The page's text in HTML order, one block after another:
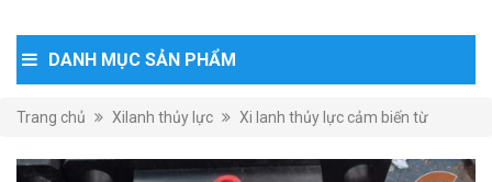
DANH MỤC SẢN PHẨM
Trang chủ Xilanh thủy lực Xi lanh thủy lực cảm biến từ